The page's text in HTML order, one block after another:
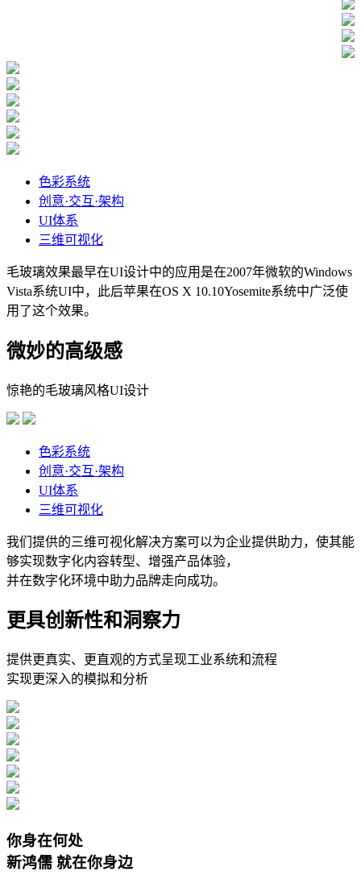
色彩系统
创意·交互·架构
UI体系
三维可视化
毛玻璃效果最早在UI设计中的应用是在2007年微软的Windows
Vista系统UI中，此后苹果在OS X 10.10Yosemite系统中广泛使
用了这个效果。
微妙的高级感
惊艳的毛玻璃风格UI设计
色彩系统
创意·交互·架构
UI体系
三维可视化
我们提供的三维可视化解决方案可以为企业提供助力，使其能
够实现数字化内容转型、增强产品体验，
并在数字化环境中助力品牌走向成功。
更具创新性和洞察力
提供更真实、更直观的方式呈现工业系统和流程
实现更深入的模拟和分析
你身在何处
新鸿儒 就在你身边